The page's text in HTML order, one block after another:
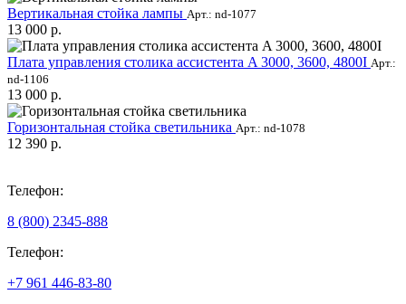
Вертикальная стойка лампы Арт.: nd-1077
13 000 р.
Плата управления столика ассистента A 3000, 3600, 4800I Арт.:
nd-1106
13 000 р.
Горизонтальная стойка светильника Арт.: nd-1078
12 390 р.
Телефон:
8 (800) 2345-888
Телефон:
+7 961 446-83-80